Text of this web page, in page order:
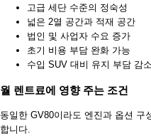
고급 세단 수준의 정숙성
넓은 2열 공간과 적재 공간
법인 및 사업자 수요 증가
초기 비용 부담 완화 가능
수입 SUV 대비 유지 부담 감소
월 렌트료에 영향 주는 조건
동일한 GV80이라도 엔진과 옵션 구
합니다.